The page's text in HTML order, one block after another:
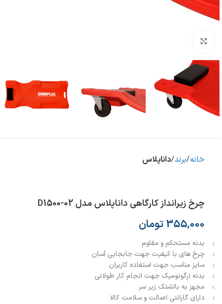
خانه برند داناپلاس
چرخ زيرانداز كارگاهي داناپلاس مدل D1500-02
355,000تومان
بدنه مستحکم و مقاوم
چرخ های با کیفیت جهت جابجایی آسان
سایز مناسب جهت استفاده کاربران
بدنه ارگونومیک جهت انجام کار طولانی
مجهز به بالشتک زیر سر
دارای گارانتی اصالت و سلامت کالا